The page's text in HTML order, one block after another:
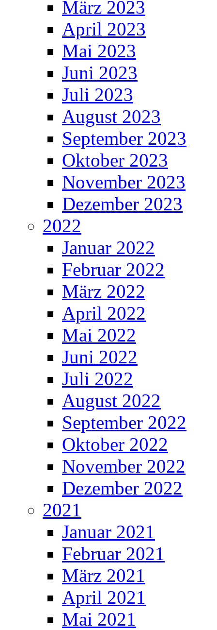
März 2023
April 2023
Mai 2023
Juni 2023
Juli 2023
August 2023
September 2023
Oktober 2023
November 2023
Dezember 2023
2022
Januar 2022
Februar 2022
März 2022
April 2022
Mai 2022
Juni 2022
Juli 2022
August 2022
September 2022
Oktober 2022
November 2022
Dezember 2022
2021
Januar 2021
Februar 2021
März 2021
April 2021
Mai 2021